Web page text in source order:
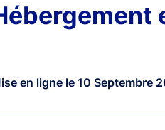
en ligne le 10 Septembre